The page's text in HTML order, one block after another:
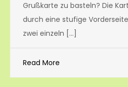
Grußkarte zu basteln? Die
durch eine stufige
zwei einzeln […]
Read More